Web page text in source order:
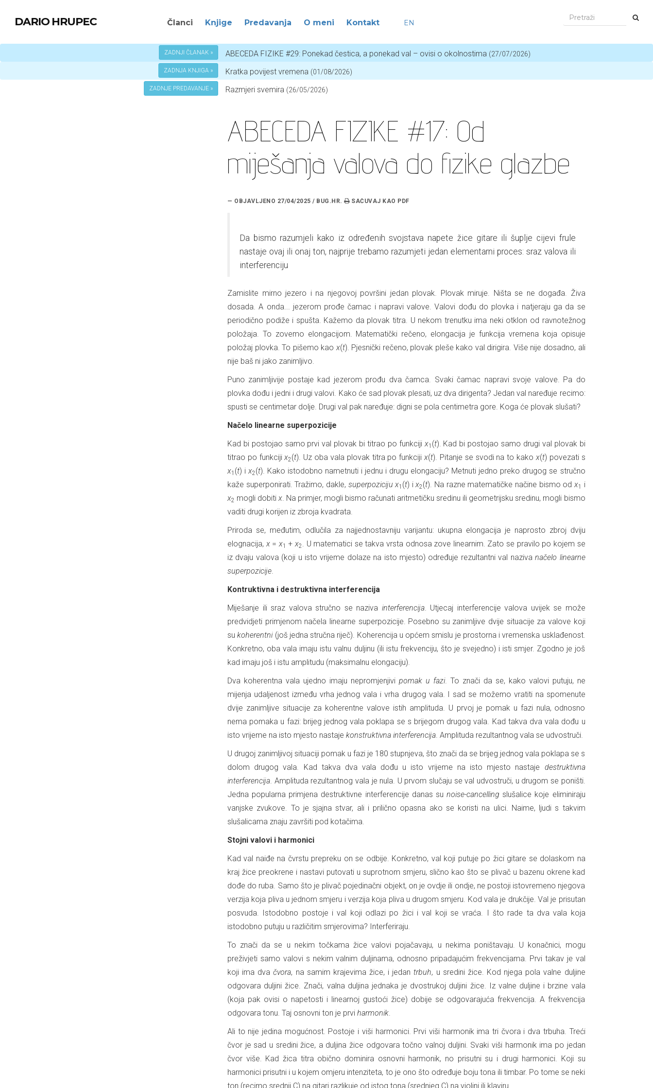
DARIO HRUPEC Članci Knjige Predavanja O meni Kontakt EN
ZADNJI ČLANAK » ABECEDA FIZIKE #29: Ponekad čestica, a ponekad val – ovisi o okolnostima (27/07/2026)
ZADNJA KNJIGA » Kratka povijest vremena (01/08/2026)
ZADNJE PREDAVANJE » Razmjeri svemira (26/05/2026)
ABECEDA FIZIKE #17: Od
miješanja valova do fizike glazbe
— OBJAVLJENO 27/04/2025 / BUG.HR.
Da bismo razumjeli kako iz određenih svojstava napete žice gitare ili šuplje cijevi frule
nastaje ovaj ili onaj ton, najprije trebamo razumjeti jedan elementarni proces: sraz valova ili
interferenciju
Zamislite mirno jezero i na njegovoj površini jedan plovak. Plovak miruje. Ništa se ne događa. Živa
dosada. A onda... jezerom prođe čamac i napravi valove. Valovi dođu do plovka i natjeraju ga da se
periodično podiže i spušta. Kažemo da plovak titra. U nekom trenutku ima neki otklon od ravnotežnog
položaja. To zovemo elongacijom. Matematički rečeno, elongacija je funkcija vremena koja opisuje
položaj plovka. To pišemo kao x(t). Pjesnički rečeno, plovak pleše kako val dirigira. Više nije dosadno, ali
nije baš ni jako zanimljivo.
Puno zanimljivije postaje kad jezerom prođu dva čamca. Svaki čamac napravi svoje valove. Pa do
plovka dođu i jedni i drugi valovi. Kako će sad plovak plesati, uz dva dirigenta? Jedan val naređuje recimo:
spusti se centimetar dolje. Drugi val pak naređuje: digni se pola centimetra gore. Koga će plovak slušati?
Načelo linearne superpozicije
Kad bi postojao samo prvi val plovak bi titrao po funkciji x1 (t). Kad bi postojao samo drugi val plovak bi
titrao po funkcijix2(t). Uz oba vala plovak titra po funkcijix(t). Pitanje se svodi na to kako x(t) povezati s
x1 (t) ix2(t). Kako istodobno nametnuti i jednu i drugu elongaciju? Metnuti jedno preko drugog se stručno
kaže superponirati. Tražimo, dakle, superpoziciju x1 (t) ix2(t). Na razne matematičke načine bismo od x1
i
x2 mogli dobitix. Na primjer, mogli bismo računati aritmetičku sredinu ili geometrijsku sredinu, mogli bismo
vaditi drugi korijen iz zbroja kvadrata.
Priroda se, međutim, odlučila za najjednostavniju varijantu: ukupna elongacija je naprosto zbroj dviju
elognacija, x= x1 +x2. U matematici se takva vrsta odnosa zove linearnim. Zato se pravilo po kojem se
iz dvaju valova (koji u isto vrijeme dolaze na isto mjesto) određuje rezultantni val nazivanačelo linearne
superpozicije.
Kontruktivna i destruktivna interferencija
Miješanje ili sraz valova stručno se naziva interferencija. Utjecaj interferencije valova uvijek se može
predvidjeti primjenom načela linearne superpozicije. Posebno su zanimljive dvije situacije za valove koji
sukoherentni(još jedna stručna riječ). Koherencija u općem smislu je prostorna i vremenska usklađenost.
Konkretno, oba vala imaju istu valnu duljinu (ili istu frekvenciju, što je svejedno) i isti smjer. Zgodno je još
kad imaju još i istu amplitudu (maksimalnu elongaciju).
Dva koherentna vala ujedno imaju nepromjenjivi pomak u fazi. To znači da se, kako valovi putuju, ne
mijenja udaljenost između vrha jednog vala i vrha drugog vala. I sad se možemo vratiti na spomenute
dvije zanimljive situacije za koherentne valove istih amplituda. U prvoj je pomak u fazi nula, odnosno
nema pomaka u fazi: brijeg jednog vala poklapa se s brijegom drugog vala. Kad takva dva vala dođu u
isto vrijeme na isto mjesto nastaje konstruktivna interferencija. Amplituda rezultantnog vala se udvostruči.
U drugoj zanimljivoj situaciji pomak u fazi je 180 stupnjeva, što znači da se brijeg jednog vala poklapa se s
dolom drugog vala. Kad takva dva vala dođu u isto vrijeme na isto mjesto nastaje destruktivna
interferencija. Amplituda rezultantnog vala je nula. U prvom slučaju se val udvostruči, u drugom se poništi.
Jedna popularna primjena destruktivne interferencije danas sunoise-cancelling slušalice koje eliminiraju
vanjske zvukove. To je sjajna stvar, ali i prilično opasna ako se koristi na ulici. Naime, ljudi s takvim
slušalicama znaju završiti pod kotačima.
Stojni valovi i harmonici
Kad val naiđe na čvrstu prepreku on se odbije. Konkretno, val koji putuje po žici gitare se dolaskom na
kraj žice preokrene i nastavi putovati u suprotnom smjeru, slično kao što se plivač u bazenu okrene kad
dođe do ruba. Samo što je plivač pojedinačni objekt, on je ovdje ili ondje, ne postoji istovremeno njegova
verzija koja pliva u jednom smjeru i verzija koja pliva u drugom smjeru. Kod vala je drukčije. Val je prisutan
posvuda. Istodobno postoje i val koji odlazi po žici i val koji se vraća. I što rade ta dva vala koja
istodobno putuju u različitim smjerovima? Interferiraju.
To znači da se u nekim točkama žice valovi pojačavaju, u nekima poništavaju. U konačnici, mogu
preživjeti samo valovi s nekim valnim duljinama, odnosno pripadajućim frekvencijama. Prvi takav je val
koji ima dvačvora, na samim krajevima žice, i jedantrbuh, u sredini žice. Kod njega pola valne duljine
odgovara duljini žice. Znači, valna duljina jednaka je dvostrukoj duljini žice. Iz valne duljine i brzine vala
(koja pak ovisi o napetosti i linearnoj gustoći žice) dobije se odgovarajuća frekvencija. A frekvencija
odgovara tonu. Taj osnovni ton je prvi harmonik.
Ali to nije jedina mogućnost. Postoje i viši harmonici. Prvi viši harmonik ima tri čvora i dva trbuha. Treći
čvor je sad u sredini žice, a duljina žice odgovara točno valnoj duljini. Svaki viši harmonik ima po jedan
čvor više. Kad žica titra obično dominira osnovni harmonik, no prisutni su i drugi harmonici. Koji su
harmonici prisutni i u kojem omjeru intenziteta, to je ono što određuje boju tona ili timbar. Po tome se neki
ton (recimo srednji C) na gitari razlikuje od istog tona (srednjeg C) na violini ili klaviru.